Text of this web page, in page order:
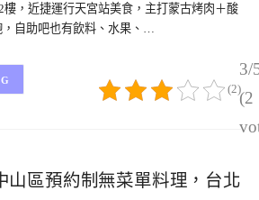
，近捷運行天宮站美食，主打蒙古烤肉＋酸
自助吧也有飲料、水果、…
3/
(2
(2)
山區預約制無菜單料理，台北